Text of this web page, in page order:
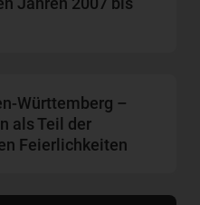
Württemberg –
als Teil der
Feierlichkeiten